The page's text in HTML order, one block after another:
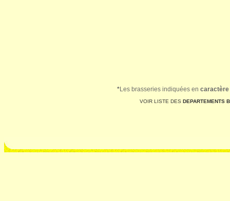
*Les brasseries indiquées en caractère
VOIR LISTE DES DEPARTEMENTS